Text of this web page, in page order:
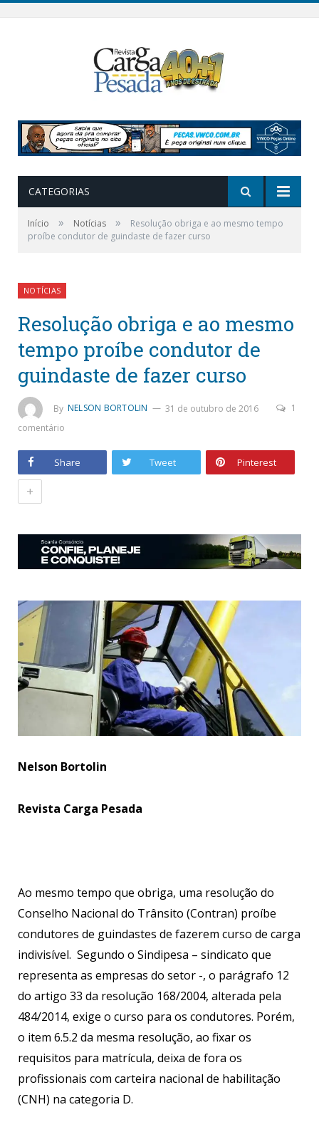
CATEGORIAS
Início » Notícias »
Resolução obriga e ao mesmo tempo
proíbe condutor de guindaste de fazer curso
NOTÍCIAS
Resolução obriga e ao mesmo
tempo proíbe condutor de
guindaste de fazer curso
By NELSON BORTOLIN 31 de outubro de 2016
1
comentário
Share Tweet Pinterest
+
Nelson Bortolin
Revista Carga Pesada
Ao mesmo tempo que obriga, uma resolução do
Conselho Nacional do Trânsito (Contran) proíbe
condutores de guindastes de fazerem curso de carga
indivisível. Segundo o Sindipesa – sindicato que
representa as empresas do setor -, o parágrafo 12
do artigo 33 da resolução 168/2004, alterada pela
484/2014, exige o curso para os condutores. Porém,
o item 6.5.2 da mesma resolução, ao fixar os
requisitos para matrícula, deixa de fora os
profissionais com carteira nacional de habilitação
(CNH) na categoria D.